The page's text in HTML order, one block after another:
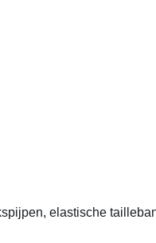
elastische